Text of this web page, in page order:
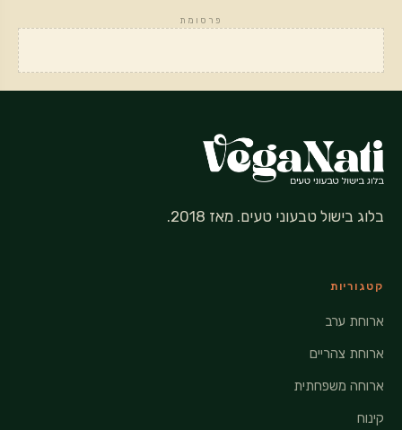
פרסומת
בלוג בישול טבעוני טעים. מאז 2018.
קטגוריות
ארוחת ערב
ארוחת צהריים
ארוחה משפחתית
קינוח